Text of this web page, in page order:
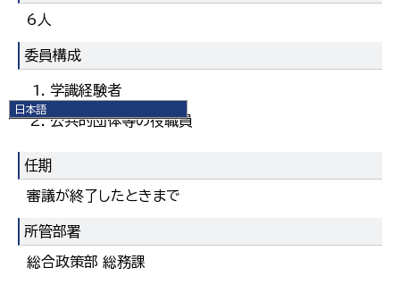
日本語
日本語
한국어
简体中文
繁體中文
6人
委員構成
学識経験者
公共的団体等の役職員
任期
審議が終了したときまで
所管部署
総合政策部 総務課